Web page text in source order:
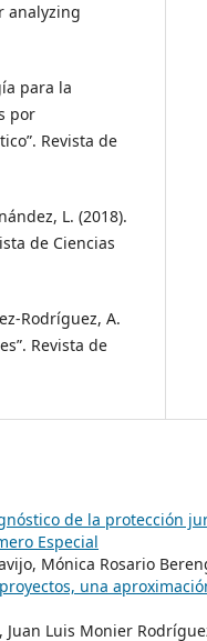
analyzing
para la
por
Revista de
L. (2018).
de Ciencias
Rodríguez, A.
Revista de
de la protección
Especial
Mónica Rosario
una
Luis Monier